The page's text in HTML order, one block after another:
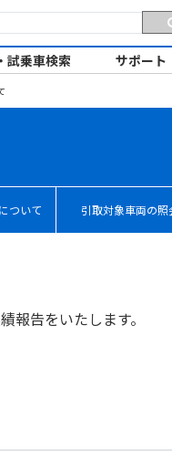
試乗車検索 サポート
ついて 引取対象車両の照
告をいたします。